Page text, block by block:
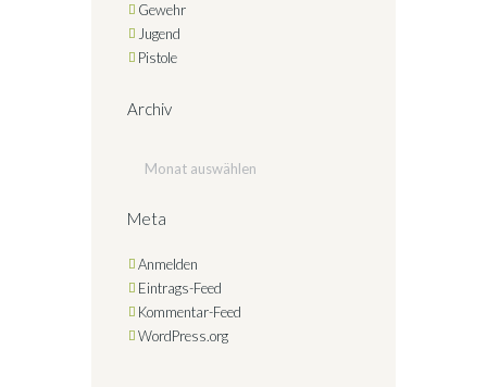
Gewehr
Jugend
Pistole
Archiv
Meta
Anmelden
Eintrags-Feed
Kommentar-Feed
WordPress.org